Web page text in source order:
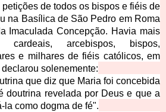
de todos os bispos e fiéis de
na Basílica de São Pedro em Roma
Imaculada Concepção. Havia mais
arcebispos, bispos,
e milhares de fiéis católicos, em
solenemente:
que diz que Maria foi concebida
doutrina revelada por Deus e que a
la como dogma de fé".